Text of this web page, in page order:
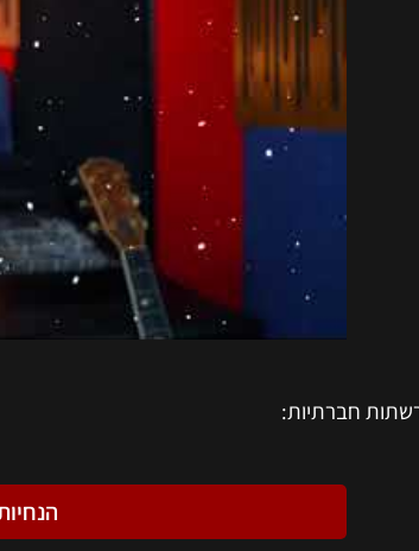
חברתיות: